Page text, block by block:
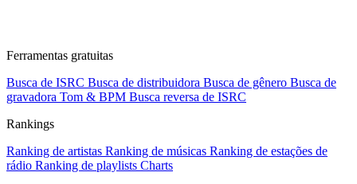
Ferramentas gratuitas
Busca de ISRC Busca de distribuidora Busca de gênero Busca de
gravadora Tom & BPM Busca reversa de ISRC
Rankings
Ranking de artistas Ranking de músicas Ranking de estações de
rádio Ranking de playlists Charts